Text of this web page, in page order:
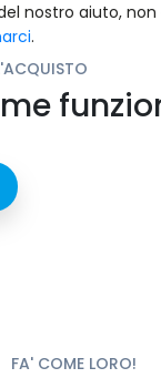
nostro aiuto,
.
FA' COME LORO!